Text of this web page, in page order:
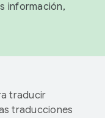
información,
traducir
traducciones